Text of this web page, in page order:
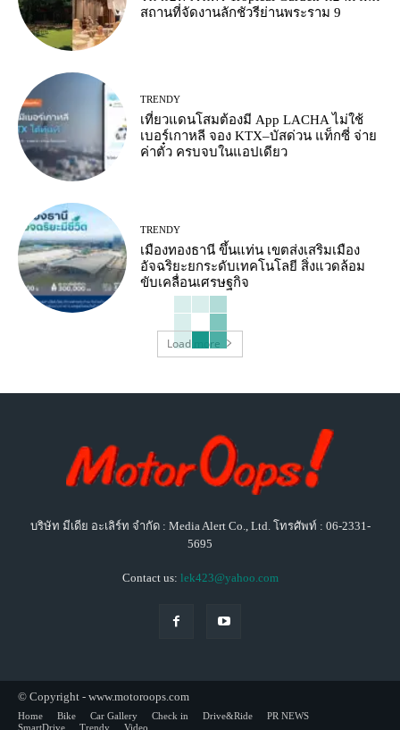
สถานที่จัดงานลักชัวรีย่านพระราม 9
TRENDY
เที่ยวแดนโสมต้องมี App LACHA ไม่ใช้
เบอร์เกาหลี จอง KTX–บัสด่วน แท็กซี่ จ่าย
ค่าตั๋ว ครบจบในแอปเดียว
TRENDY
เมืองทองธานี ขึ้นแท่น เขตส่งเสริมเมือง
อัจฉริยะยกระดับเทคโนโลยี สิ่งแวดล้อม
ขับเคลื่อนเศรษฐกิจ
Load more
บริษัท มีเดีย อะเลิร์ท จำกัด : Media Alert Co., Ltd. โทรศัพท์ : 06-2331-
5695
Contact us: lek423@yahoo.com
© Copyright - www.motoroops.com
Home Bike Car Gallery Check in Drive&Ride
PR NEWS
SmartDrive
Trendy Video